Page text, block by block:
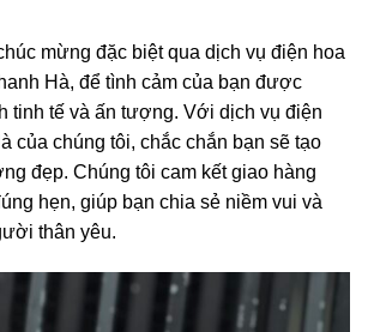
mừng đặc biệt qua dịch vụ điện hoa
Hà, để tình cảm của bạn được
tinh tế và ấn tượng. Với dịch vụ điện
của chúng tôi, chắc chắn bạn sẽ tạo
đẹp. Chúng tôi cam kết giao hàng
hẹn, giúp bạn chia sẻ niềm vui và
thân yêu.